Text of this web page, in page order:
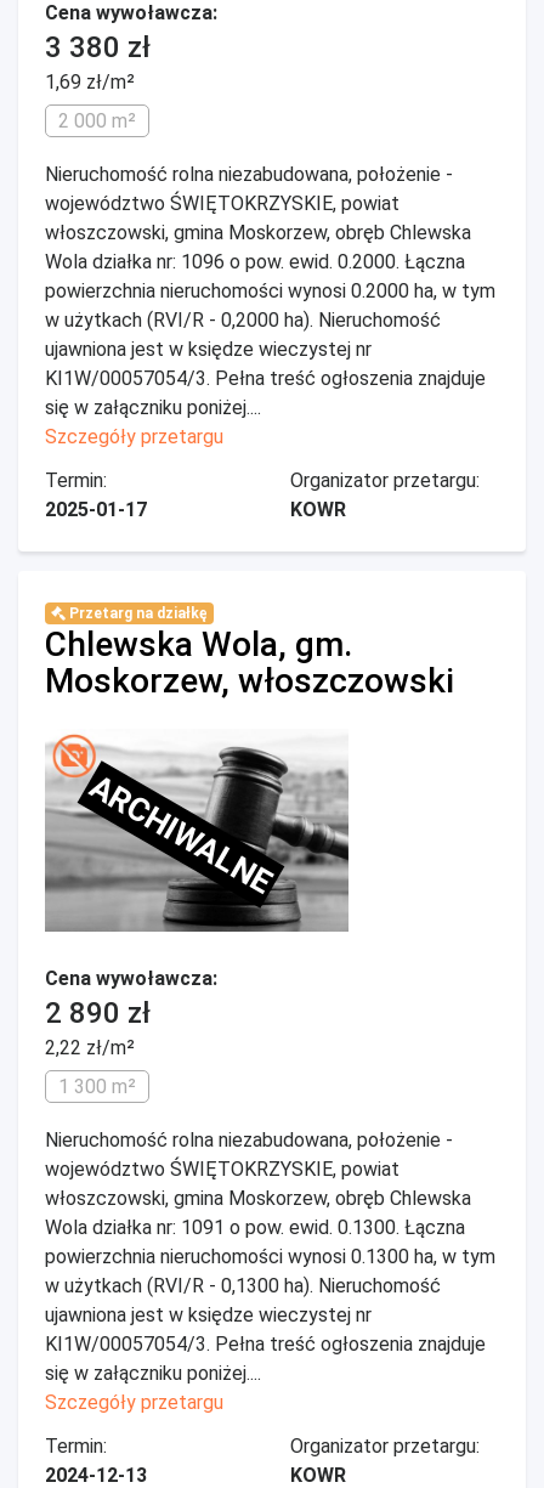
Cena wywoławcza:
3 380 zł
1,69 zł/m²
2 000 m²
Nieruchomość rolna niezabudowana, położenie -
województwo ŚWIĘTOKRZYSKIE, powiat
włoszczowski, gmina Moskorzew, obręb Chlewska
Wola działka nr: 1096 o pow. ewid. 0.2000. Łączna
powierzchnia nieruchomości wynosi 0.2000 ha, w tym
w użytkach (RVI/R - 0,2000 ha). Nieruchomość
ujawniona jest w księdze wieczystej nr
KI1W/00057054/3. Pełna treść ogłoszenia znajduje
się w załączniku poniżej....
Szczegóły przetargu
Termin:
2025-01-17
Organizator przetargu:
KOWR
Przetarg na działkę
Chlewska Wola, gm.
Moskorzew, włoszczowski
ARCHIWALNE
Cena wywoławcza:
2 890 zł
2,22 zł/m²
1 300 m²
Nieruchomość rolna niezabudowana, położenie -
województwo ŚWIĘTOKRZYSKIE, powiat
włoszczowski, gmina Moskorzew, obręb Chlewska
Wola działka nr: 1091 o pow. ewid. 0.1300. Łączna
powierzchnia nieruchomości wynosi 0.1300 ha, w tym
w użytkach (RVI/R - 0,1300 ha). Nieruchomość
ujawniona jest w księdze wieczystej nr
KI1W/00057054/3. Pełna treść ogłoszenia znajduje
się w załączniku poniżej....
Szczegóły przetargu
Termin:
2024-12-13
Organizator przetargu:
KOWR